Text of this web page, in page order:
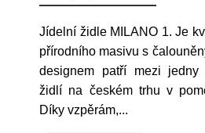
Jídelní židle MILANO 1. Je
přírodního masivu s
designem patří mezi jedny
židlí na českém trhu v
Díky vzpěrám,...